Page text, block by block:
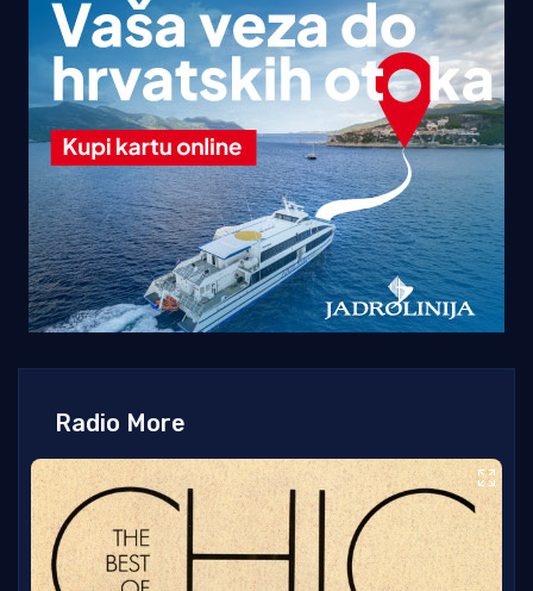
Radio More